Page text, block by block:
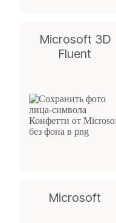
Microsoft 3D
Fluent
Microsoft